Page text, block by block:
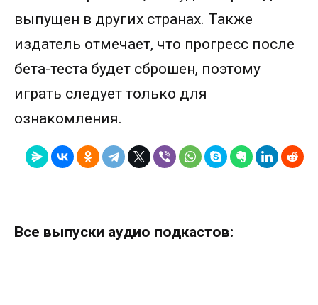
выпущен в других странах. Также
издатель отмечает, что прогресс после
бета-теста будет сброшен, поэтому
играть следует только для
ознакомления.
Все выпуски аудио подкастов: